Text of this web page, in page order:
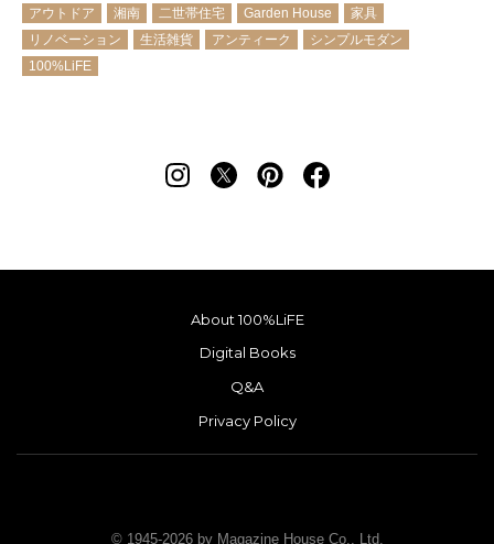
アウトドア
湘南 二世帯住宅 Garden House
家具
リノベーション
生活雑貨 アンティーク
シンプルモダン
100%LiFE
About 100%LiFE
Digital Books
Q&A
Privacy Policy
© 1945-2026 by Magazine House Co., Ltd.